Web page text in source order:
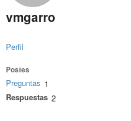
vmgarro
Perfil
Postes
Preguntas 1
Respuestas 2